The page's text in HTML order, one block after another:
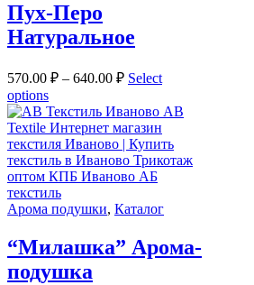
Пух-Перо
Натуральное
570.00 ₽ – 640.00 ₽ Select
options
Арома подушки, Каталог
“Милашка” Арома-
подушка